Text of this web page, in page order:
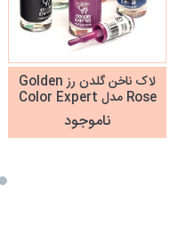
لاک ناخن گلدن رز Golden
Rose مدل Color Expert
ناموجود